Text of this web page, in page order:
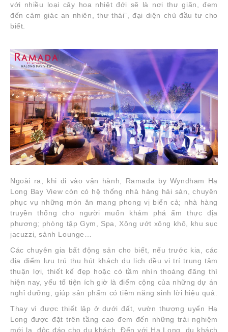
với nhiều loại cây hoa nhiệt đới sẽ là nơi thư giãn, đem
đến cảm giác an nhiên, thư thái”, đại diện chủ đầu tư cho
biết.
Ngoài ra, khi đi vào vận hành, Ramada by Wyndham Hạ
Long Bay View còn có hệ thống nhà hàng hải sản, chuyên
phục vụ những món ăn mang phong vị biển cả; nhà hàng
truyền thống cho người muốn khám phá ẩm thực địa
phương; phòng tập Gym, Spa, Xông ướt xông khô, khu sục
jacuzzi, sảnh Lounge…
Các chuyên gia bất động sản cho biết, nếu trước kia, các
địa điểm lưu trú thu hút khách du lịch đều vị trí trung tâm
thuận lợi, thiết kế đẹp hoặc có tầm nhìn thoáng đãng thì
hiện nay, yếu tố tiện ích giờ là điểm cộng của những dự án
nghỉ dưỡng, giúp sản phẩm có tiềm năng sinh lời hiệu quả.
Thay vì được thiết lập ở dưới đất, vườn thượng uyển Hạ
Long được đặt trên tầng cao đem đến những trải nghiệm
mới lạ, độc đáo cho du khách. Đến với Hạ Long, du khách